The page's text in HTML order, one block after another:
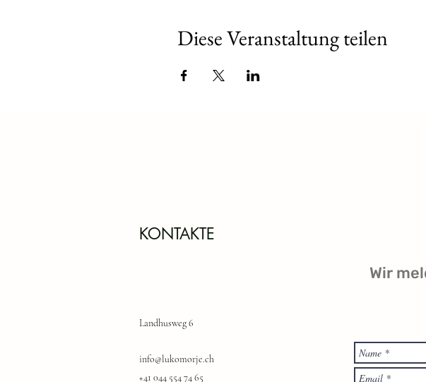
Diese Veranstaltung teilen
KONTAKTE
Wir
Landhusweg 6
info@lukomorje.ch
+41 044 554 74 65